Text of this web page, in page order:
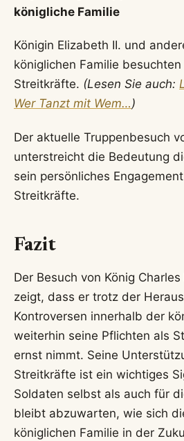
königliche Familie
Königin Elizabeth II. und
königlichen Familie
Streitkräfte. (Lesen Sie auch:
Wer Tanzt mit Wem…)
Der aktuelle Truppenbesuch
unterstreicht die Bedeutung
sein persönliches
Streitkräfte.
Fazit
Der Besuch von König
zeigt, dass er trotz der
Kontroversen innerhalb der
weiterhin seine Pflichten als
ernst nimmt. Seine
Streitkräfte ist ein wichtiges
Soldaten selbst als auch für
bleibt abzuwarten, wie sich
königlichen Familie in der